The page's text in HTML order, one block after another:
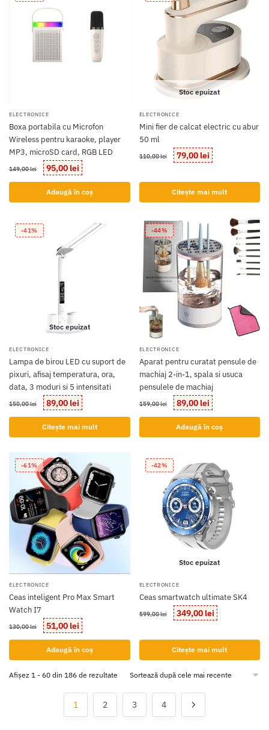
ELECTRONICE
Boxa portabila cu Microfon
Wireless pentru karaoke, player
MP3, microSD card, RGB LED
149,00lei
Prețul
inițial
95,00 lei Prețul
curent
Adaugă în coș
Stoc epuizat
ELECTRONICE
Mini fier de calcat electric cu abur
50 ml
110,00lei
Prețul
inițial
fost:
110,00 lei.
79,00 lei Prețul
curent
79,00 lei.
Citește mai mult
-41%
Stoc epuizat
ELECTRONICE
Lampa de birou LED cu suport de
pixuri, afisaj temperatura, ora,
data, 3 moduri si 5 intensitati
150,00lei
Prețul
inițial
a
fost:
89,00 lei Prețul
curent
este:
89,00 lei.
Citește mai mult
-44%
ELECTRONICE
Aparat pentru curatat pensule de
machiaj 2-in-1, spala si usuca
pensulele de machiaj
159,00lei
Prețul
inițial
fost:
89,00 lei Prețul
curent
este:
89,00 lei.
Adaugă în coș
-61%
ELECTRONICE
Ceas inteligent Pro Max Smart
Watch I7
130,00lei
Prețul
inițial
51,00 lei Prețul
curent
Adaugă în coș
-42%
Stoc epuizat
ELECTRONICE
Ceas smartwatch ultimate SK4
599,00lei
Prețul
inițial
fost:
599,00 lei.
349,00 lei Prețul
curent
349,00 lei.
Citește mai mult
Afișez 1 - 60 din 186 de rezultate Sortat
1 2 3 4